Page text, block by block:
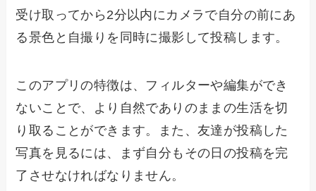
受け取ってから2分以内にカメラで自分の前にあ
る景色と自撮りを同時に撮影して投稿します。
このアプリの特徴は、フィルターや編集ができ
ないことで、より自然でありのままの生活を切
り取ることができます。また、友達が投稿した
写真を見るには、まず自分もその日の投稿を完
了させなければなりません。